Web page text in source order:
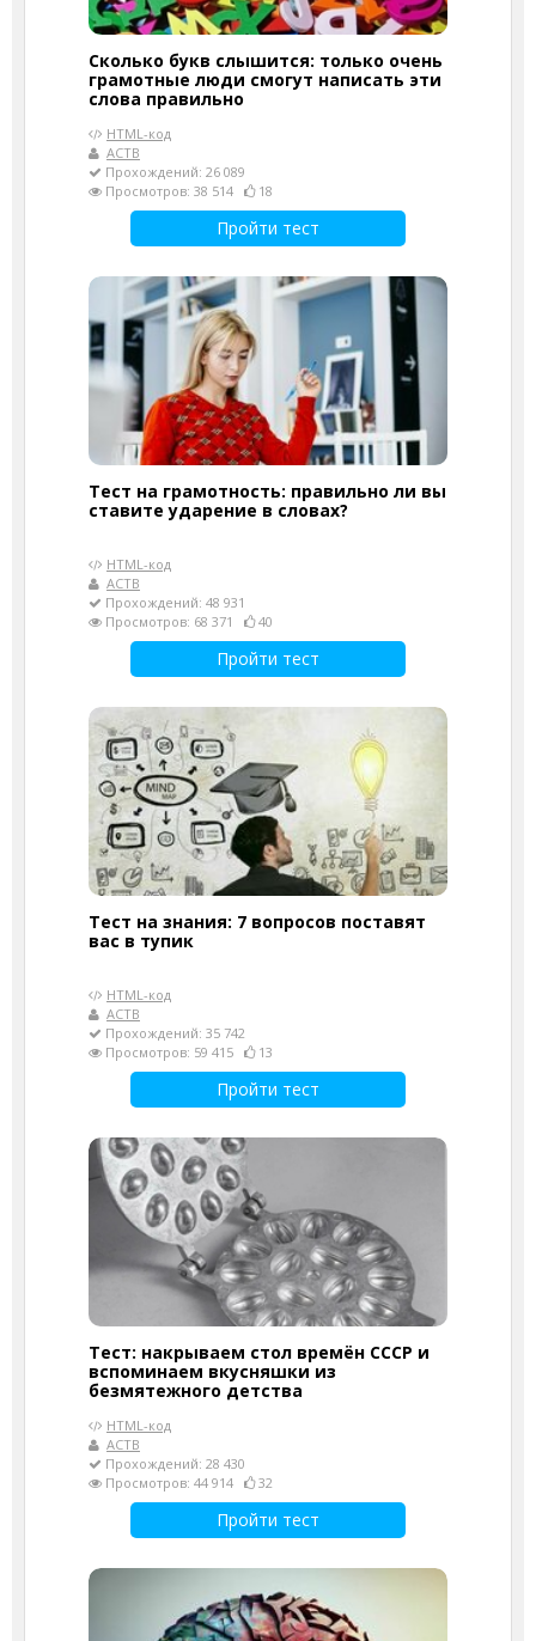
Сколько букв слышится: только очень
грамотные люди смогут написать эти
слова правильно
HTML-код
АСТВ
Прохождений: 26 089
Просмотров: 38 514
18
Пройти тест
Тест на грамотность: правильно ли вы
ставите ударение в словах?
HTML-код
АСТВ
Прохождений: 48 931
Просмотров: 68 371
40
Пройти тест
Тест на знания: 7 вопросов поставят
вас в тупик
HTML-код
АСТВ
Прохождений: 35 742
Просмотров: 59 415
13
Пройти тест
Тест: накрываем стол времён СССР и
вспоминаем вкусняшки из
безмятежного детства
HTML-код
АСТВ
Прохождений: 28 430
Просмотров: 44 914
32
Пройти тест